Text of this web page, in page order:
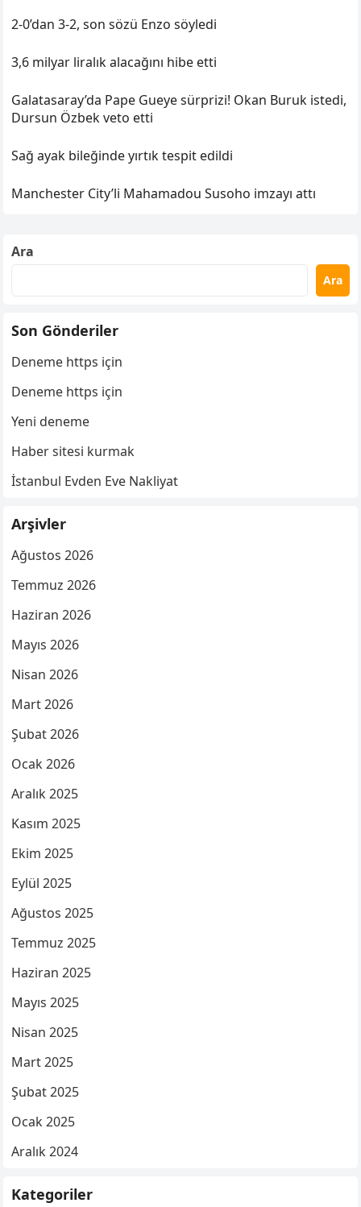
2-0’dan 3-2, son sözü Enzo söyledi
3,6 milyar liralık alacağını hibe etti
Galatasaray’da Pape Gueye sürprizi! Okan Buruk istedi,
Dursun Özbek veto etti
Sağ ayak bileğinde yırtık tespit edildi
Manchester City’li Mahamadou Susoho imzayı attı
Ara
Ara
Son Gönderiler
Deneme https için
Deneme https için
Yeni deneme
Haber sitesi kurmak
İstanbul Evden Eve Nakliyat
Arşivler
Ağustos 2026
Temmuz 2026
Haziran 2026
Mayıs 2026
Nisan 2026
Mart 2026
Şubat 2026
Ocak 2026
Aralık 2025
Kasım 2025
Ekim 2025
Eylül 2025
Ağustos 2025
Temmuz 2025
Haziran 2025
Mayıs 2025
Nisan 2025
Mart 2025
Şubat 2025
Ocak 2025
Aralık 2024
Kategoriler